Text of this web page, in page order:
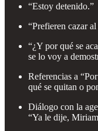
“Estoy detenido.”
“Prefieren cazar
“¿Y por qué se
se lo voy a
Referencias a
qué se quitan o
Diálogo con la
“Ya le dije,